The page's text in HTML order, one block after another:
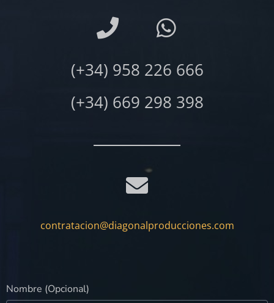
(+34) 958 226 666
(+34) 669 298 398
contratacion@diagonalproducciones.com
Nombre (Opcional)